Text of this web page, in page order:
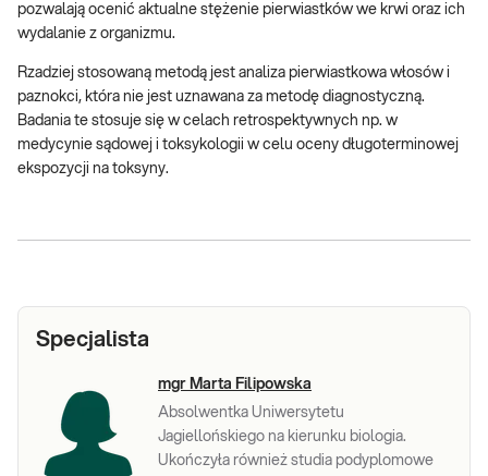
pozwalają ocenić aktualne stężenie pierwiastków we krwi oraz ich
wydalanie z organizmu.
Rzadziej stosowaną metodą jest analiza pierwiastkowa włosów i
paznokci, która nie jest uznawana za metodę diagnostyczną.
Badania te stosuje się w celach retrospektywnych np. w
medycynie sądowej i toksykologii w celu oceny długoterminowej
ekspozycji na toksyny.
Specjalista
mgr Marta Filipowska
Absolwentka Uniwersytetu
Jagiellońskiego na kierunku biologia.
Ukończyła również studia podyplomowe